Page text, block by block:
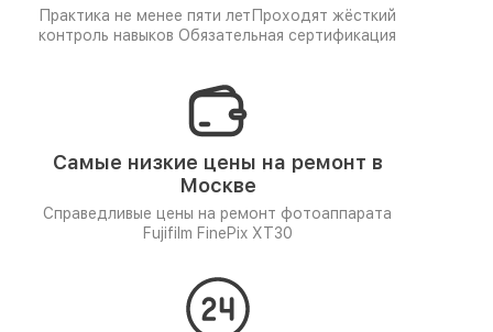
Практика не менее пяти лет Проходят жёсткий
контроль навыков Обязательная сертификация
Самые низкие цены на ремонт в
Москве
Справедливые цены на ремонт фотоаппарата
Fujifilm FinePix XT30